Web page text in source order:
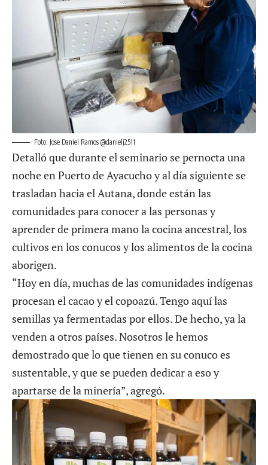
Foto: Jose Daniel Ramos @danielj2511
Detalló que durante el seminario se pernocta una
noche en Puerto de Ayacucho y al día siguiente se
trasladan hacia el Autana, donde están las
comunidades para conocer a las personas y
aprender de primera mano la cocina ancestral, los
cultivos en los conucos y los alimentos de la cocina
aborigen.
“Hoy en día, muchas de las comunidades indígenas
procesan el cacao y el copoazú. Tengo aquí las
semillas ya fermentadas por ellos. De hecho, ya la
venden a otros países. Nosotros le hemos
demostrado que lo que tienen en su conuco es
sustentable, y que se pueden dedicar a eso y
apartarse de la minería”, agregó.